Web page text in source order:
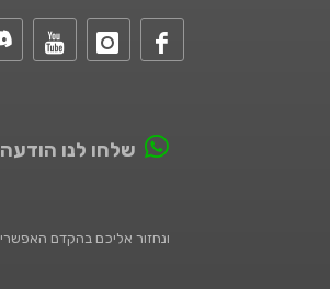
שלחו לנו הודעה
ונחזור אליכם בהקדם האפשרי